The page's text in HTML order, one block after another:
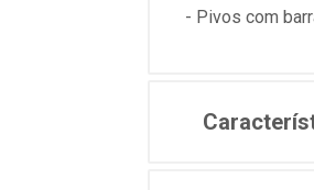
- Pivos com